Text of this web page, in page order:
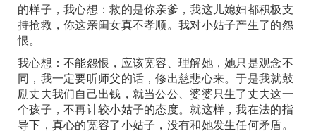
的样子，我心想：救的是你亲爹，我这儿媳妇都积极支
持抢救，你这亲闺女真不孝顺。我对小姑子产生了的怨
恨。
我心想：不能怨恨，应该宽容、理解她，她只是观念不
同，我一定要听师父的话，修出慈悲心来。于是我就鼓
励丈夫我们自己出钱，就当公公、婆婆只生了丈夫这一
个孩子，不再计较小姑子的态度。就这样，我在法的指
导下，真心的宽容了小姑子，没有和她发生任何矛盾。